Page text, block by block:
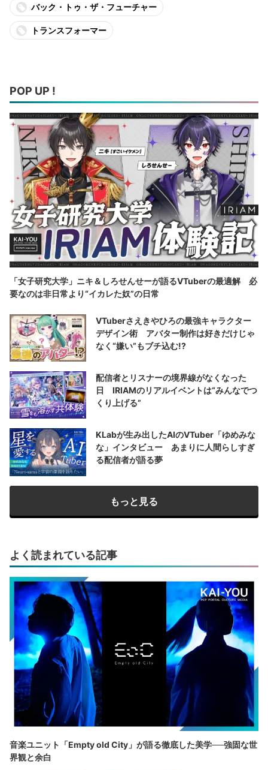
バック・トゥ・ザ・フューチャー
トランスフォーマー
POP UP !
「女子研究大学」ニキ＆しろせんせーが語るVTuberの最適解 必
要なのは非日常より“イカレた奴”の日常
VTuberさえきやひろの最強キャラクター
デザイン術 アバター制作は好きだけじゃ
なく“嫌い”もブチ込む!?
配信者とリスナーの境界線がなくなった
日 IRIAMのリアルイベントは“みんなでつ
くり上げる”
KLabが生み出したAIのVTuber「ゆめみな
な」インタビュー あまりに人間らしすぎ
る配信者が語る夢
もっと見る
よく読まれている記事
音楽ユニット「Empty old City」が語る徹底した美学──強固な世
界観と余白